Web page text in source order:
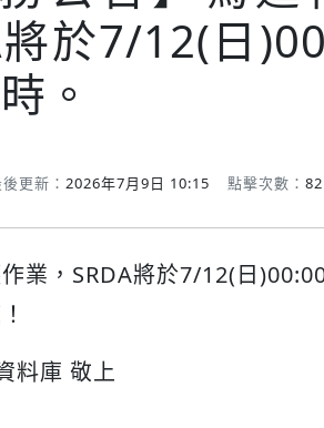
將於7/12(日
。
更新： 2026年7月9日 10:15 點擊次數： 82
業，SRDA將於7/12(日
料庫 敬上